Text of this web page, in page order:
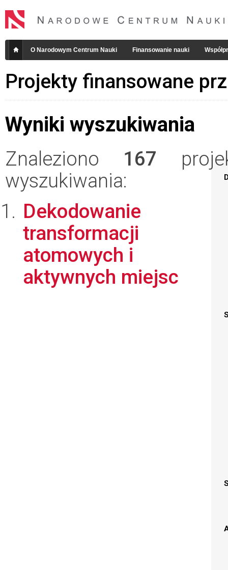
O Narodowym Centrum Nauki Finansowanie nauki
Projekty finansowane
Wyniki wyszukiwania
Znaleziono 167
wyszukiwania:
Dekodowanie
transformacji
atomowych i
aktywnych miejsc